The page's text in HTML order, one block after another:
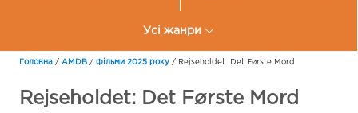
Усі жанри
Головна / AMDB / Фільми 2025 року / Rejseholdet: Det Første Mord
Rejseholdet: Det Første Mord